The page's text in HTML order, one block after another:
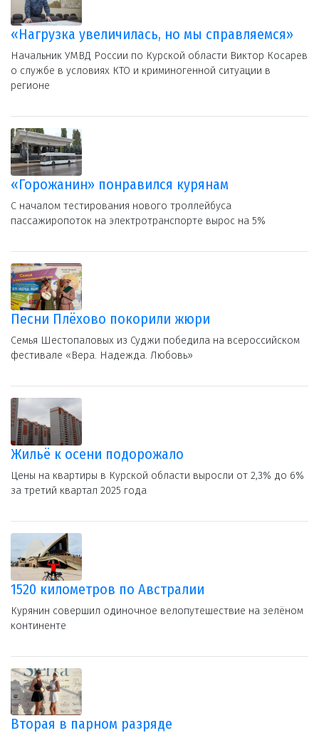
«Нагрузка увеличилась, но мы справляемся»
Начальник УМВД России по Курской области Виктор Косарев
о службе в условиях КТО и криминогенной ситуации в
регионе
«Горожанин» понравился курянам
С началом тестирования нового троллейбуса
пассажиропоток на электротранспорте вырос на 5%
Песни Плёхово покорили жюри
Семья Шестопаловых из Суджи победила на всероссийском
фестивале «Вера. Надежда. Любовь»
Жильё к осени подорожало
Цены на квартиры в Курской области выросли от 2,3% до 6%
за третий квартал 2025 года
1520 километров по Австралии
Курянин совершил одиночное велопутешествие на зелёном
континенте
Вторая в парном разряде